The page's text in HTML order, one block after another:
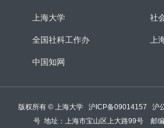
上海大学 社
全国社科工作办 上
中国知网
版权所有 ©上海大学 沪ICP备09014157
沪
号地址：上海市宝山区上大路99号 邮